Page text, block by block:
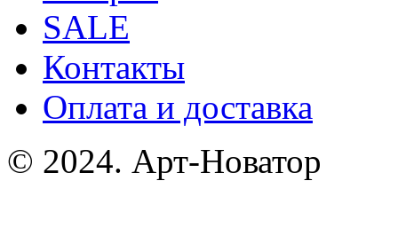
SALE
Контакты
Оплата и доставка
© 2024. Арт-Новатор